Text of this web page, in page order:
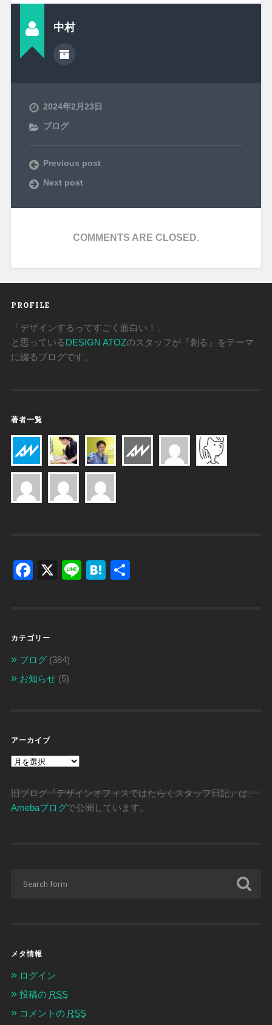
中村
2024年2月23日
ブログ
Previous post
Next post
COMMENTS ARE CLOSED.
PROFILE
「デザインするってすごく面白い！」
と思っているDESIGN ATOZのスタッフが『創る』をテーマ
に綴るブログです。
著者一覧
Facebook
X LineHatena
カテゴリー
ブログ(384)
お知らせ(5)
アーカイブ
ア
ー
イ
ブ
旧ブログ『デザインオフィスではたらくスタッフ日記』は、
Amebaブログで公開しています。
メタ情報
ログイン
投稿の RSS
コメントの RSS